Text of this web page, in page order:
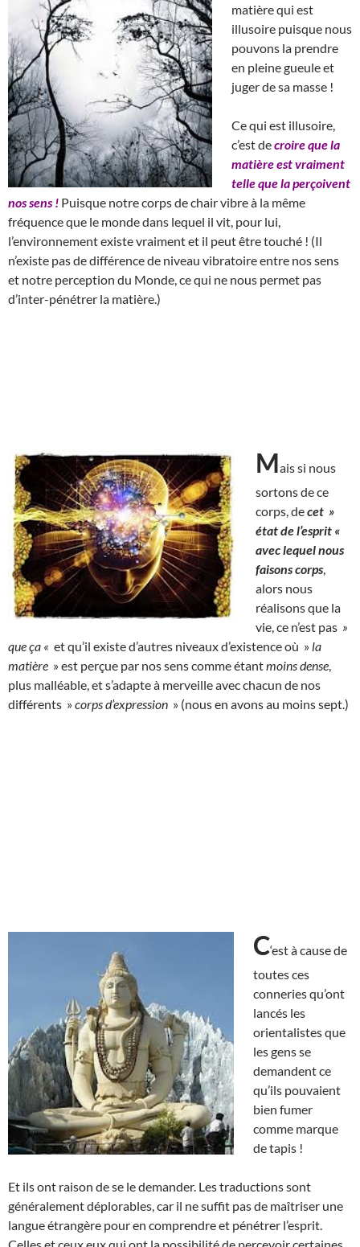
matière qui est
illusoire puisque nous
pouvons la prendre
en pleine gueule et
juger de sa masse !
Ce qui est illusoire,
c’est decroire que la
matière est vraiment
telle que la perçoivent
nos sens ! Puisque notre corps de chair vibre à la même
fréquence que le monde dans lequel il vit, pour lui,
l’environnement existe vraiment et il peut être touché ! (Il
n’existe pas de différence de niveau vibratoire entre nos sens
et notre perception du Monde, ce qui ne nous permet pas
d’inter-pénétrer la matière.)
Mais si nous
sortons de ce
corps, decet »
état de l’esprit «
avec lequel nous
faisons corps
alors nous
réalisons que la
vie, ce n’est pas »
que ça « et qu’il existe d’autres niveaux d’existence où » la
matière » est perçue par nos sens comme étantmoins dense
plus malléable, et s’adapte à merveille avec chacun de nos
différents »corps d’expression » (nous en avons au moins sept.)
C‘est à cause de
toutes ces
conneries qu’ont
lancés les
orientalistes que
les gens se
demandent ce
qu’ils pouvaient
bien fumer
comme marque
de tapis !
Et ils ont raison de se le demander. Les traductions sont
généralement déplorables, car il ne suffit pas de maîtriser une
langue étrangère pour en comprendre et pénétrer l’esprit.
Celles et ceux eux qui ont la possibilité de percevoir certaines